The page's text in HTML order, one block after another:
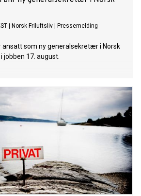
Norsk Friluftsliv Pressemelding
ansatt som ny generalsekretær i Norsk
jobben 17. august.